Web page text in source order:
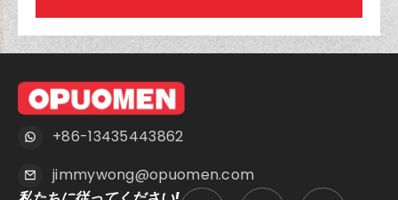
+86-13435443862
jimmywong@opuomen.com